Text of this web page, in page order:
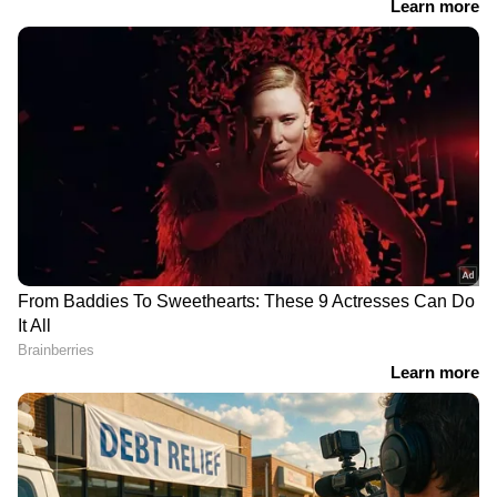
നാട്ടുകാർക്കും വലിയ എതിർപ്പുണ്ടായി. ഇതാണ്
ഒടുവിൽ സരസ്വതിയമ്മയുടെ വാക്കുകളിലൂടെ
DOWNLOAD APP
RECOMMENDED STORIES